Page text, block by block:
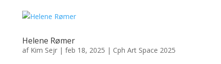
Helene Rømer
af Kim Sejr| feb 18, 2025 | Cph Art Space 2025